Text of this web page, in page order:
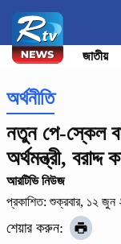
জাতীয়
অর্থনীতি
নতুন পে-স্কেল
অর্থমন্ত্রী, বরাদ্দ
আরটিভি নিউজ
প্রকাশিত: শুক্রবার, ১২
শেয়ার করুন: